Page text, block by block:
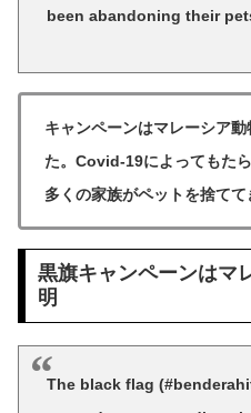
been abandoning their
キャンペーンはマレーシア
た。Covid-19によってもた
多くの家族がペットを捨てて
黒旗キャンペーンはマ
明
The black flag